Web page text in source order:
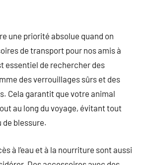
une priorité absolue quand on
de transport pour nos amis à
essentiel de rechercher des
des verrouillages sûrs et des
Cela garantit que votre animal
au long du voyage, évitant tout
de blessure.
à l’eau et à la nourriture sont aussi